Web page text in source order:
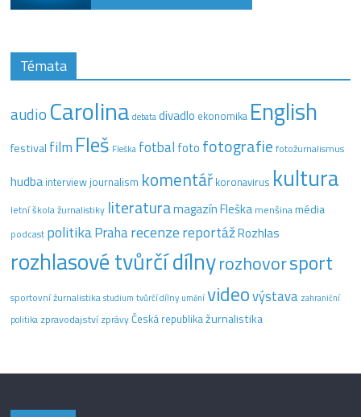
Témata
audio Carolina debata divadlo ekonomika English
festival film Fleš Fleška fotbal foto fotografie fotožurnalismus
hudba interview journalism komentář koronavirus kultura
letní škola žurnalistiky literaturamagazín Fleška menšinamédia
podcast politikaPraharecenzereportážRozhlas
rozhlasové tvůrčí dílnyrozhovorsport
sportovní žurnalistika studium tvůrčí dílny uměnívideovýstava zahraniční
politika zpravodajstvízprávyČeská republikažurnalistika